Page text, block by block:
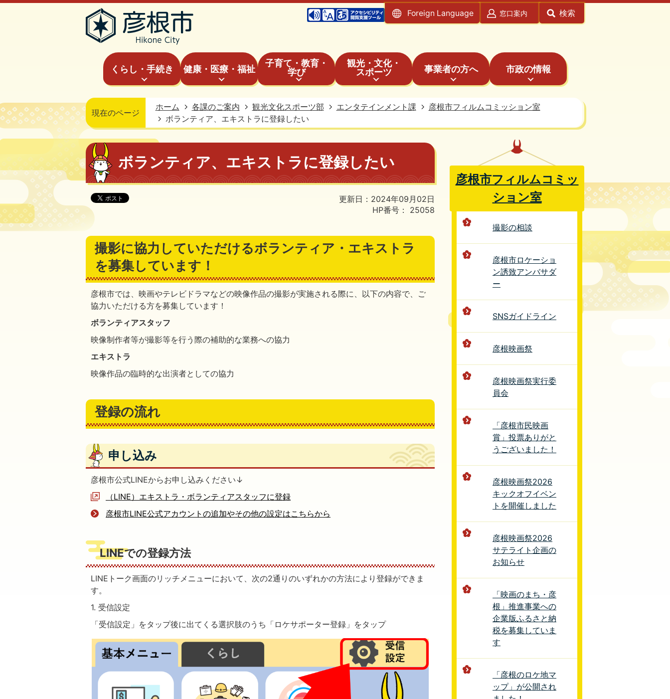
Foreign Language 窓口案内 検索
くらし・手続き 健康・医療・福祉
子育て・教育・
学び
観光・文化・
スポーツ
事業者の方へ 市政の情報
現在のページ
ホーム 各課のご案内 観光文化スポーツ部 エンタテインメント課
彦根市フィルムコミッション室
ボランティア、エキストラに登録したい
ボランティア、エキストラに登録したい
更新日：2024年09月02日
HP番号：
25058
撮影に協力していただけるボランティア・エキストラ
を募集しています！
彦根市では、映画やテレビドラマなどの映像作品の撮影が実施される際に、以下の内容で、ご
協力いただける方を募集しています！
ボランティアスタッフ
映像制作者等が撮影等を行う際の補助的な業務への協力
エキストラ
映像作品の臨時的な出演者としての協力
登録の流れ
申し込み
彦根市公式LINEからお申し込みください↓
（LINE）エキストラ・ボランティアスタッフに登録
彦根市LINE公式アカウントの追加やその他の設定はこちらから
LINEでの登録方法
LINEトーク画面のリッチメニューにおいて、次の2通りのいずれかの方法により登録ができま
す。
1. 受信設定
「受信設定」をタップ後に出てくる選択肢のうち「ロケサポーター登録」をタップ
彦根市フィルムコミッ
ション室
撮影の相談
彦根市ロケーショ
ン誘致アンバサダ
ー
SNSガイドライン
彦根映画祭
彦根映画祭実行委
員会
「彦根市民映画
賞」投票ありがと
うございました！
彦根映画祭2026
キックオフイベン
トを開催しました
彦根映画祭2026
サテライト企画の
お知らせ
「映画のまち・彦
根」推進事業への
企業版ふるさと納
税を募集していま
す
「彦根のロケ地マ
ップ」が公開され